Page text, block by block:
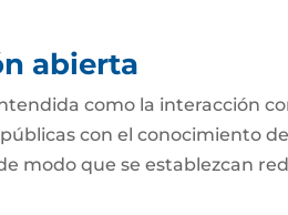
abierta
como la interacción
con el conocimiento
modo que se establezcan